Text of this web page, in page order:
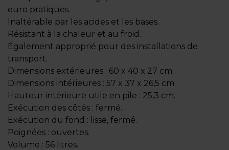
euro pratiques.
Inaltérable par les acides et les bases.
Résistant à la chaleur et au froid.
Également approprié pour des installations de
transport.
Dimensions extérieures : 60 x 40 x 27 cm.
Dimensions intérieures : 57 x 37 x 26,5 cm.
Hauteur intérieure utile en pile : 25,3 cm.
Exécution des côtés : fermé.
Exécution du fond : lisse, fermé.
Poignées : ouvertes.
Volume : 56 litres.